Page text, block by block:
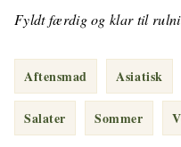
Fyldt færdig og klar til
Aftensmad Asiatisk
Salater Sommer